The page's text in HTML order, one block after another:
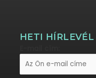
HETI HÍRLEVÉL